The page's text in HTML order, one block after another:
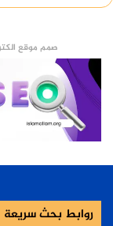
صمم موقع
روابط بحث سريعة